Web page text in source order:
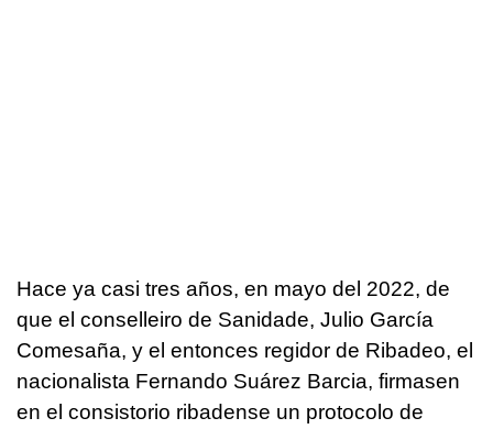
Hace ya casi tres años, en mayo del 2022, de
que el conselleiro de Sanidade, Julio García
Comesaña, y el entonces regidor de Ribadeo, el
nacionalista Fernando Suárez Barcia, firmasen
en el consistorio ribadense un protocolo de